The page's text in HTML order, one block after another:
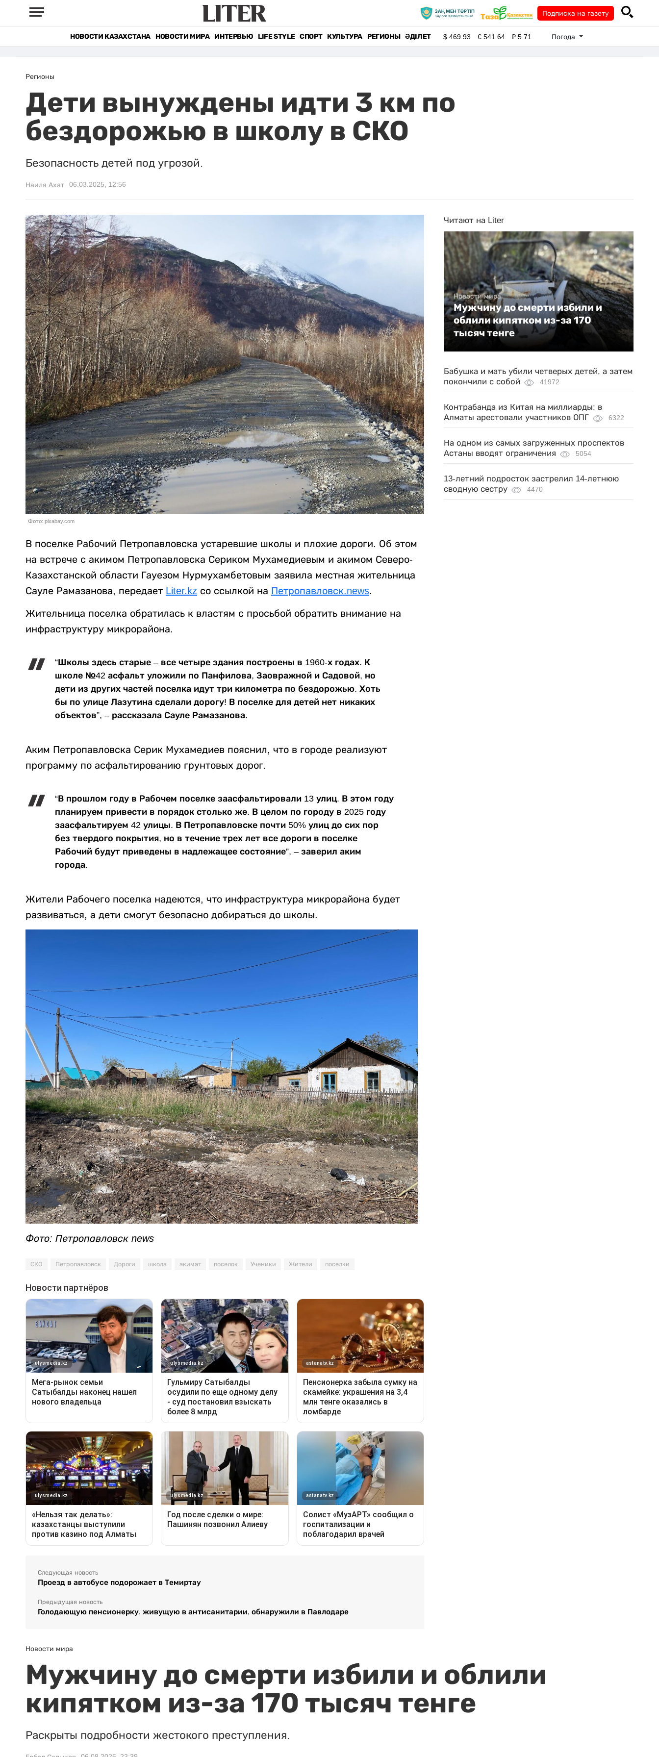
Подписка на газету
НОВОСТИ КАЗАХСТАНА НОВОСТИ МИРА ИНТЕРВЬЮ LIFE STYLE СПОРТ КУЛЬТУРА РЕГИОНЫ ӘДІЛЕТ $469.93 €541.64 ₽5.71 Погода
Регионы
Дети вынуждены идти 3 км по
бездорожью в школу в СКО
Безопасность детей под угрозой.
Наиля Ахат 06.03.2025, 12:56
Фото: pixabay.com
В поселке Рабочий Петропавловска устаревшие школы и плохие дороги. Об этом
на встрече с акимом Петропавловска Сериком Мухамедиевым и акимом Северо-
Казахстанской области Гауезом Нурмухамбетовым заявила местная жительница
Сауле Рамазанова, передает Liter.kz со ссылкой на Петропавловск.news.
Жительница поселка обратилась к властям с просьбой обратить внимание на
инфраструктуру микрорайона.
“Школы здесь старые – все четыре здания построены в 1960-х годах. К
школе №42 асфальт уложили по Панфилова, Заовражной и Садовой, но
дети из других частей поселка идут три километра по бездорожью. Хоть
бы по улице Лазутина сделали дорогу! В поселке для детей нет никаких
объектов”, – рассказала Сауле Рамазанова.
Аким Петропавловска Серик Мухамедиев пояснил, что в городе реализуют
программу по асфальтированию грунтовых дорог.
“В прошлом году в Рабочем поселке заасфальтировали 13 улиц. В этом году
планируем привести в порядок столько же. В целом по городу в 2025 году
заасфальтируем 42 улицы. В Петропавловске почти 50% улиц до сих пор
без твердого покрытия, но в течение трех лет все дороги в поселке
Рабочий будут приведены в надлежащее состояние”, – заверил аким
города.
Жители Рабочего поселка надеются, что инфраструктура микрорайона будет
развиваться, а дети смогут безопасно добираться до школы.
Фото: Петропавловск news
СКО Петропавловск Дороги школа акимат поселок Ученики Жители поселки
Следующая новость
Проезд в автобусе подорожает в Темиртау
Предыдущая новость
Голодающую пенсионерку, живущую в антисанитарии, обнаружили в Павлодаре
Читают на Liter
Новости мира
Мужчину до смерти избили и
облили кипятком из-за 170
тысяч тенге
Бабушка и мать убили четверых детей, а затем
покончили с собой
41972
Контрабанда из Китая на миллиарды: в
Алматы арестовали участников ОПГ
6322
На одном из самых загруженных проспектов
Астаны вводят ограничения
5054
13-летний подросток застрелил 14-летнюю
сводную сестру
4470
Новости мира
Мужчину до смерти избили и облили
кипятком из-за 170 тысяч тенге
Раскрыты подробности жестокого преступления.